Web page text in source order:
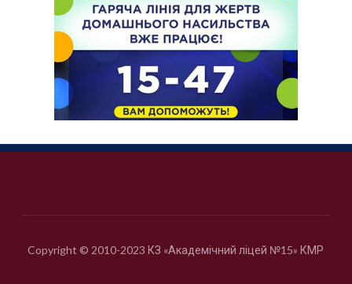
Copyright © 2010-2023 КЗ «Академічний ліцей №15» КМР